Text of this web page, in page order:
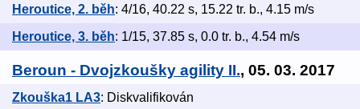
Heroutice, 2. běh: 4/16, 40.22 s, 15.22 tr. b., 4.15 m/s
Heroutice, 3. běh: 1/15, 37.85 s, 0.0 tr. b., 4.54 m/s
Beroun - Dvojzkoušky agility II., 05. 03. 2017
Zkouška1 LA3: Diskvalifikován